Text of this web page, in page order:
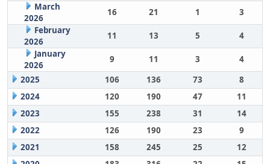
March
2026
16 21 1
3
February
2026
11 13 5
4
January
2026
9 11 3
4
2025
106 136 73
8
2024
120 190 47
11
2023
155 238 31
14
2022
126 190 23
9
2021
158 245 25
12